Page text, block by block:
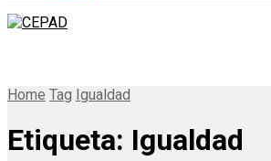
Home Tag Igualdad
Etiqueta: Igualdad